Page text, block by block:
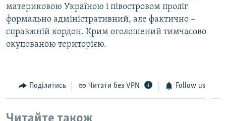
материковою Україною і півостровом проліг
формально адміністративний, але фактично –
справжній кордон. Крим оголошений тимчасово
окупованою територією.
Поділитись Читати без VPN Follow us